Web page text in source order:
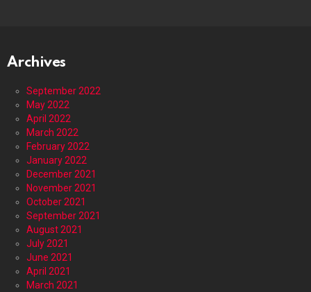
Archives
September 2022
May 2022
April 2022
March 2022
February 2022
January 2022
December 2021
November 2021
October 2021
September 2021
August 2021
July 2021
June 2021
April 2021
March 2021